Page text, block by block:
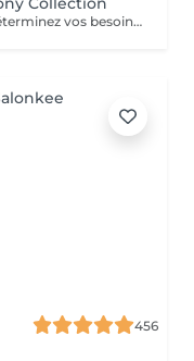
Un voyage sensoriel Bien-être & SPA Déterminez vos besoins à l'aide des 4 huiles essentielles ACTIMOOD.Pure sensation- Balance sensation- Zen sensation- Power sensation Exfoliation du corps -massage du corps- massage du cuir chevelu si souhaité- Laissez-vous emporter dans un voyage sensoriel grâce à un soin corporel adapté à vos besoins.
456